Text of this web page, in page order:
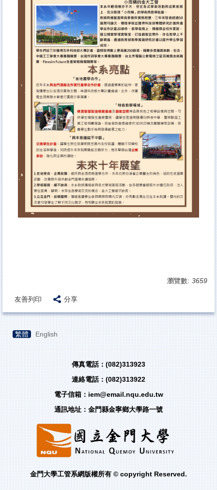
瀏覽數: 3659
友善列印 分享
繁體 English
傳真電話：(082)313923
連絡電話：(082)313922
電子信箱：iem@email.nqu.edu.tw
通訊地址：金門縣金寧鄉大學路一號
金門大學工管系網版權所有 © copyright Reserved.